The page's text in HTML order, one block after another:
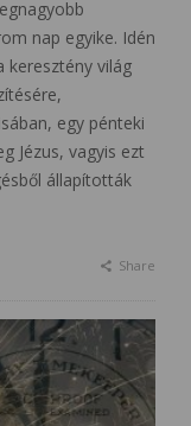
nap egyike. Idén
keresztény világ
egy pénteki
Jézus, vagyis ezt
állapították
Share